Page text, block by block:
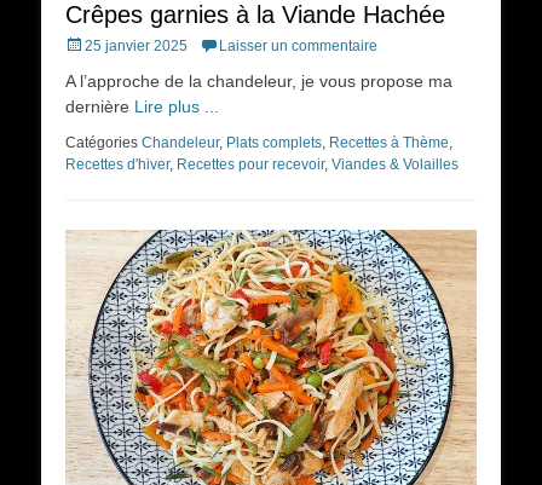
Crêpes garnies à la Viande Hachée
Posted
25 janvier 2025 Laisser un commentaire
A l’approche de la chandeleur, je vous propose ma
dernière Lire plus ...
Catégories Chandeleur, Plats complets, Recettes à Thème,
Recettes d'hiver, Recettes pour recevoir, Viandes & Volailles